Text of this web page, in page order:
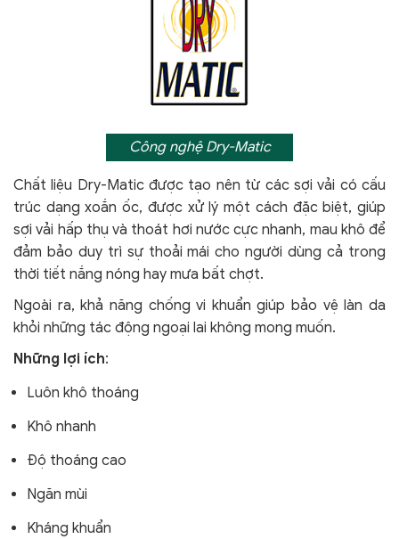
Công nghệ Dry-Matic
Chất liệu Dry-Matic được tạo nên từ các sợi vải có cấu
trúc dạng xoắn ốc, được xử lý một cách đặc biệt, giúp
sợi vải hấp thụ và thoát hơi nước cực nhanh, mau khô để
đảm bảo duy trì sự thoải mái cho người dùng cả trong
thời tiết nắng nóng hay mưa bất chợt.
Ngoài ra, khả năng chống vi khuẩn giúp bảo vệ làn da
khỏi những tác động ngoại lai không mong muốn.
Những lợi ích:
Luôn khô thoáng
Khô nhanh
Độ thoáng cao
Ngăn mùi
Kháng khuẩn